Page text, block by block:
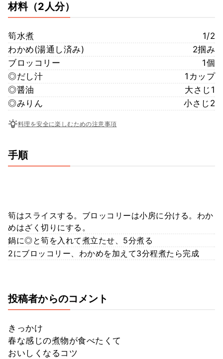
材料（2人分）
筍水煮
1/2
わかめ(湯通し済み)
2掴み
ブロッコリー
1個
◎だし汁
1カップ
◎醤油
大さじ1
◎みりん
小さじ2
料理を安全に楽しむための注意事項
手順
筍はスライスする。ブロッコリーは小房に分ける。わか
めはざく切りにする。
鍋に◎と筍を入れて煮立たせ、5分煮る
2にブロッコリー、わかめを加えて3分程煮たら完成
投稿者からのコメント
きっかけ
春な感じの煮物が食べたくて
おいしくなるコツ